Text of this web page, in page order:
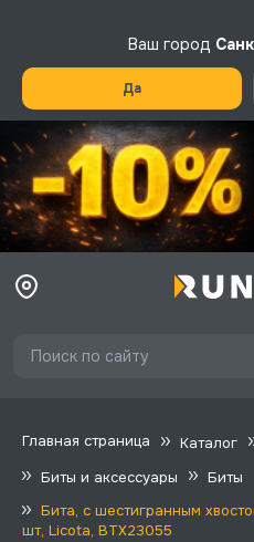
Ваш город
Да
Главная страница Каталог
Биты и аксессуары
Биты
Бита, с шестигранным
шт, Licota, BTX23055